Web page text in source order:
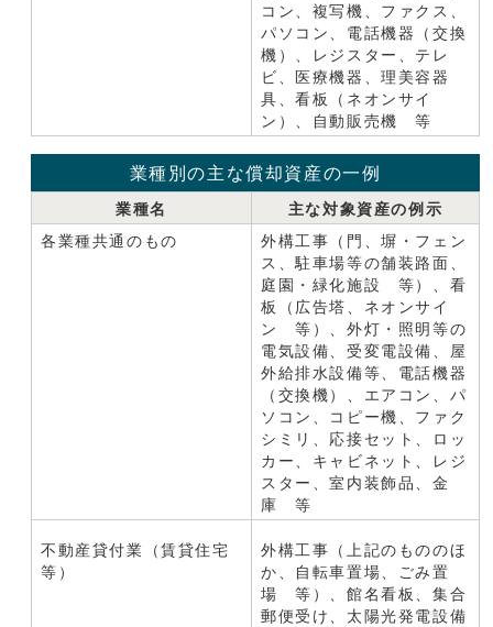
コン、複写機、ファクス、
パソコン、電話機器（交換
機）、レジスター、テレ
ビ、医療機器、理美容器
具、看板（ネオンサイ
ン）、自動販売機 等
業種別の主な償却資産の一例
業種名
主な対象資産の例示
各業種共通のもの
外構工事（門、塀・フェン
ス、駐車場等の舗装路面、
庭園・緑化施設 等）、看
板（広告塔、ネオンサイ
ン 等）、外灯・照明等の
電気設備、受変電設備、屋
外給排水設備等、電話機器
（交換機）、エアコン、パ
ソコン、コピー機、ファク
シミリ、応接セット、ロッ
カー、キャビネット、レジ
スター、室内装飾品、金
庫 等
不動産貸付業（賃貸住宅
等）
外構工事（上記のもののほ
か、自転車置場、ごみ置
場 等）、館名看板、集合
郵便受け、太陽光発電設備